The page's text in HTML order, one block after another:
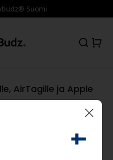
Suomi
AirTagille ja Apple
AirPods-,
mukavasti istuvista
jotka